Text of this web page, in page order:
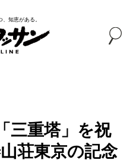
知恵がある。
三重塔」を祝
荘東京の記念